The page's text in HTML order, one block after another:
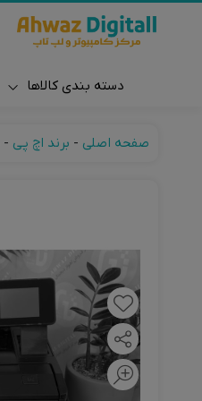
دسته بندی کالاها
صفحه اصلی - برند اچ پی -